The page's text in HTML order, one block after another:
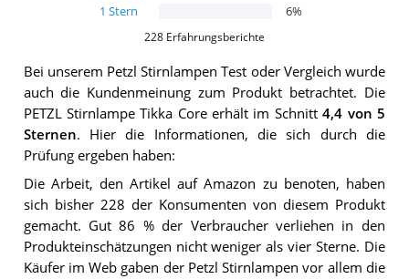
1 Stern 6%
228 Erfahrungsberichte
Bei unserem Petzl Stirnlampen Test oder Vergleich wurde
auch die Kundenmeinung zum Produkt betrachtet. Die
PETZL Stirnlampe Tikka Coreerhält im Schnitt4,4 von 5
Sternen. Hier die Informationen, die sich durch die
Prüfung ergeben haben:
Die Arbeit, den Artikel auf Amazon zu benoten, haben
sich bisher 228 der Konsumenten von diesem Produkt
gemacht. Gut 86 % der Verbraucher verliehen in den
Produkteinschätzungen nicht weniger als vier Sterne. Die
Käufer im Web gaben der Petzl Stirnlampen vor allem die